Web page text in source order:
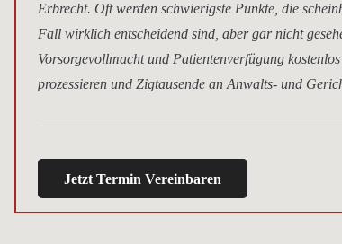
Erbrecht. Oft werden schwierigste Punkte, die
Fall wirklich entscheidend sind, aber gar nicht
Vorsorgevollmacht und Patientenverfügung
prozessieren und Zigtausende an Anwalts- und
Jetzt Termin Vereinbaren